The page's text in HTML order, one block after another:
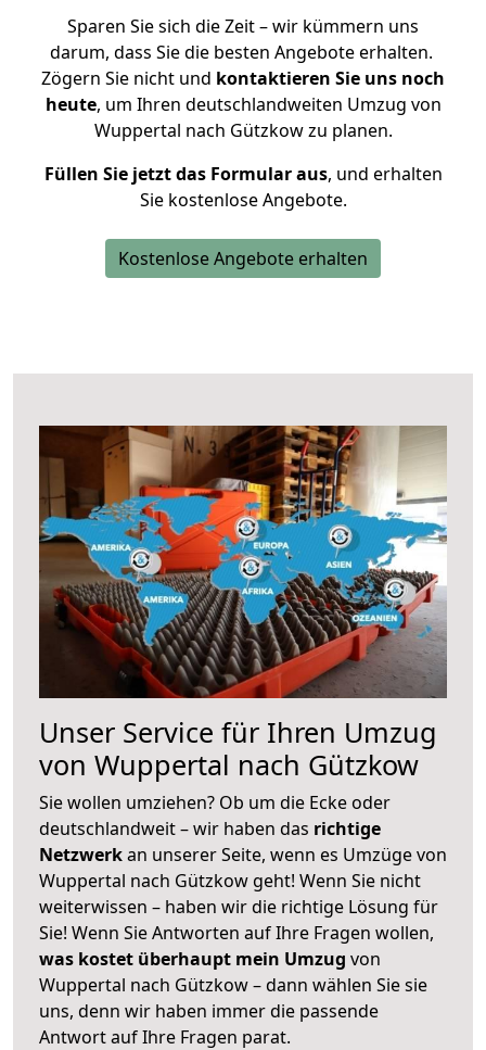
Sparen Sie sich die Zeit – wir kümmern uns
darum, dass Sie die besten Angebote erhalten.
Zögern Sie nicht und kontaktieren Sie uns noch
heute, um Ihren deutschlandweiten Umzug von
Wuppertal nach Gützkow zu planen.
Füllen Sie jetzt das Formular aus, und erhalten
Sie kostenlose Angebote.
Kostenlose Angebote erhalten
Unser Service für Ihren Umzug
von Wuppertal nach Gützkow
Sie wollen umziehen? Ob um die Ecke oder
deutschlandweit – wir haben das richtige
Netzwerkan unserer Seite, wenn es Umzüge von
Wuppertal nach Gützkow geht! Wenn Sie nicht
weiterwissen – haben wir die richtige Lösung für
Sie! Wenn Sie Antworten auf Ihre Fragen wollen,
was kostet überhaupt mein Umzug von
Wuppertal nach Gützkow – dann wählen Sie sie
uns, denn wir haben immer die passende
Antwort auf Ihre Fragen parat.